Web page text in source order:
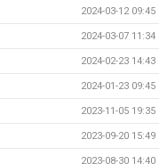
2024-03-12 09:45
2024-03-07 11:34
2024-02-23 14:43
2024-01-23 09:45
2023-11-05 19:35
2023-09-20 15:49
2023-08-30 14:40